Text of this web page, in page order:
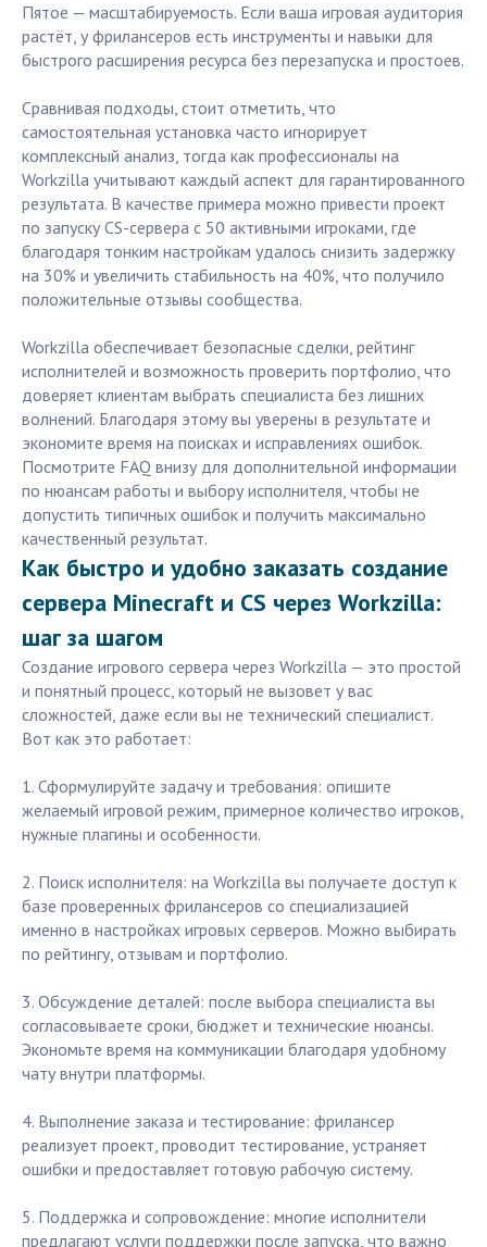
Пятое — масштабируемость. Если ваша игровая аудитория
растёт, у фрилансеров есть инструменты и навыки для
быстрого расширения ресурса без перезапуска и простоев.
Сравнивая подходы, стоит отметить, что
самостоятельная установка часто игнорирует
комплексный анализ, тогда как профессионалы на
Workzilla учитывают каждый аспект для гарантированного
результата. В качестве примера можно привести проект
по запуску CS-сервера с 50 активными игроками, где
благодаря тонким настройкам удалось снизить задержку
на 30% и увеличить стабильность на 40%, что получило
положительные отзывы сообщества.
Workzilla обеспечивает безопасные сделки, рейтинг
исполнителей и возможность проверить портфолио, что
доверяет клиентам выбрать специалиста без лишних
волнений. Благодаря этому вы уверены в результате и
экономите время на поисках и исправлениях ошибок.
Посмотрите FAQ внизу для дополнительной информации
по нюансам работы и выбору исполнителя, чтобы не
допустить типичных ошибок и получить максимально
качественный результат.
Как быстро и удобно заказать создание
сервера Minecraft и CS через Workzilla:
шаг за шагом
Создание игрового сервера через Workzilla — это простой
и понятный процесс, который не вызовет у вас
сложностей, даже если вы не технический специалист.
Вот как это работает:
1. Сформулируйте задачу и требования: опишите
желаемый игровой режим, примерное количество игроков,
нужные плагины и особенности.
2. Поиск исполнителя: на Workzilla вы получаете доступ к
базе проверенных фрилансеров со специализацией
именно в настройках игровых серверов. Можно выбирать
по рейтингу, отзывам и портфолио.
3. Обсуждение деталей: после выбора специалиста вы
согласовываете сроки, бюджет и технические нюансы.
Экономьте время на коммуникации благодаря удобному
чату внутри платформы.
4. Выполнение заказа и тестирование: фрилансер
реализует проект, проводит тестирование, устраняет
ошибки и предоставляет готовую рабочую систему.
5. Поддержка и сопровождение: многие исполнители
предлагают услуги поддержки после запуска, что важно